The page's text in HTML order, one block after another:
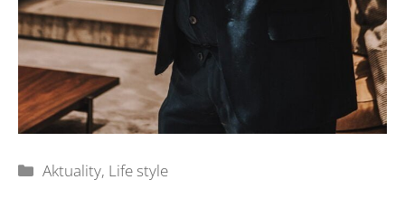
Rubriky
Aktuality, Life style